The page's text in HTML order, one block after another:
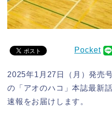
Pocket
2025年1月27日（月）発売
の「アオのハコ」本誌最新
速報をお届けします。